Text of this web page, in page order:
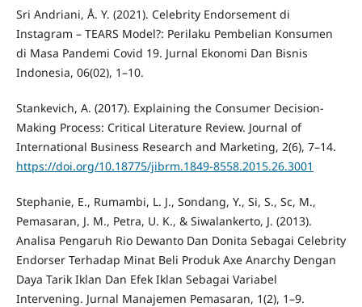
Sri Andriani, Å. Y. (2021). Celebrity Endorsement di
Instagram – TEARS Model?: Perilaku Pembelian Konsumen
di Masa Pandemi Covid 19. Jurnal Ekonomi Dan Bisnis
Indonesia, 06(02), 1–10.
Stankevich, A. (2017). Explaining the Consumer Decision-
Making Process: Critical Literature Review. Journal of
International Business Research and Marketing, 2(6), 7–14.
https://doi.org/10.18775/jibrm.1849-8558.2015.26.3001
Stephanie, E., Rumambi, L. J., Sondang, Y., Si, S., Sc, M.,
Pemasaran, J. M., Petra, U. K., & Siwalankerto, J. (2013).
Analisa Pengaruh Rio Dewanto Dan Donita Sebagai Celebrity
Endorser Terhadap Minat Beli Produk Axe Anarchy Dengan
Daya Tarik Iklan Dan Efek Iklan Sebagai Variabel
Intervening. Jurnal Manajemen Pemasaran, 1(2), 1–9.